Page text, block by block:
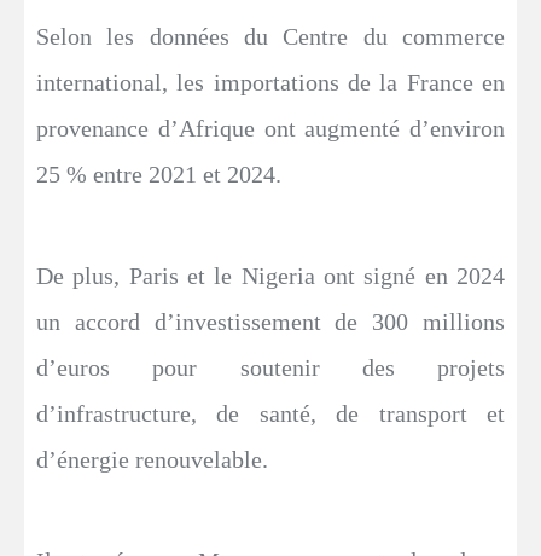
Selon les données du Centre du commerce
international, les importations de la France en
provenance d’Afrique ont augmenté d’environ
25 % entre 2021 et 2024.
De plus, Paris et le Nigeria ont signé en 2024
un accord d’investissement de 300 millions
d’euros pour soutenir des projets
d’infrastructure, de santé, de transport et
d’énergie renouvelable.